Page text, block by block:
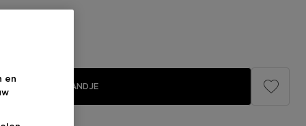
IN WINKELMANDJE
en